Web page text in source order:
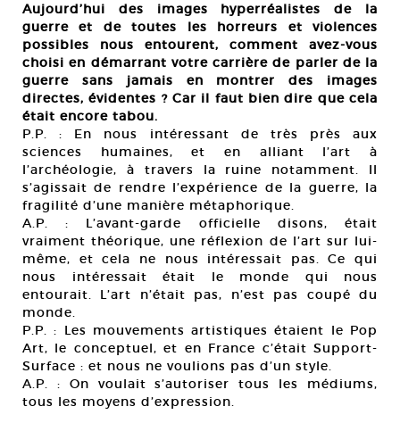
Aujourd’hui des images hyperréalistes de la
guerre et de toutes les horreurs et violences
possibles nous entourent, comment avez-vous
choisi en démarrant votre carrière de parler de la
guerre sans jamais en montrer des images
directes, évidentes ? Car il faut bien dire que cela
était encore tabou.
P.P. : En nous intéressant de très près aux
sciences humaines, et en alliant l’art à
l’archéologie, à travers la ruine notamment. Il
s’agissait de rendre l’expérience de la guerre, la
fragilité d’une manière métaphorique.
A.P. : L’avant-garde officielle disons, était
vraiment théorique, une réflexion de l’art sur lui-
même, et cela ne nous intéressait pas. Ce qui
nous intéressait était le monde qui nous
entourait. L’art n’était pas, n’est pas coupé du
monde.
P.P. : Les mouvements artistiques étaient le Pop
Art, le conceptuel, et en France c’était Support-
Surface : et nous ne voulions pas d’un style.
A.P. : On voulait s’autoriser tous les médiums,
tous les moyens d’expression.